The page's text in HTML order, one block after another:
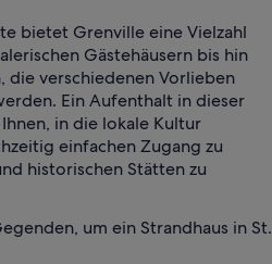
bietet Grenville eine Vielzahl
Gästehäusern bis hin
die verschiedenen Vorlieben
Ein Aufenthalt in dieser
in die lokale Kultur
einfachen Zugang zu
historischen Stätten zu
um ein Strandhaus in St.